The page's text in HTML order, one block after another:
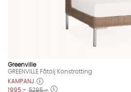
Greenville
GREENVILLE Fåtölj Konstrotting
KAMPANJ
1995 :- 5295 :-